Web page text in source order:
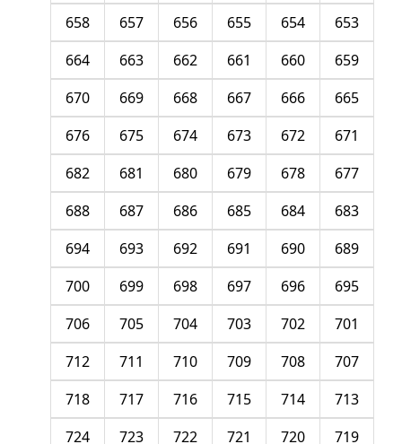
653
654
655
656
657
658
659
660
661
662
663
664
665
666
667
668
669
670
671
672
673
674
675
676
677
678
679
680
681
682
683
684
685
686
687
688
689
690
691
692
693
694
695
696
697
698
699
700
701
702
703
704
705
706
707
708
709
710
711
712
713
714
715
716
717
718
719
720
721
722
723
724